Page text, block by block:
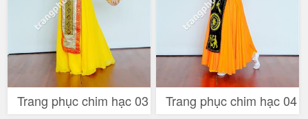
Trang phục chim hạc 03 Trang phục chim hạc 04